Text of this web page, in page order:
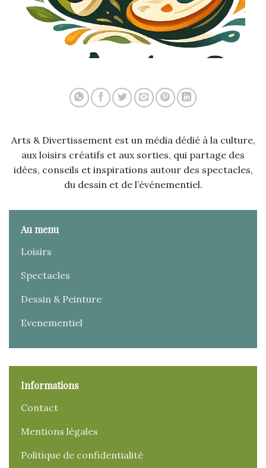
Arts & Divertissement est un média dédié à la culture,
aux loisirs créatifs et aux sorties, qui partage des
idées, conseils et inspirations autour des spectacles,
du dessin et de l’événementiel.
Au menu
Loisirs
Spectacles
Dessin & Peinture
Evenementiel
Informations
Contact
Mentions légales
Politique de confidentialité